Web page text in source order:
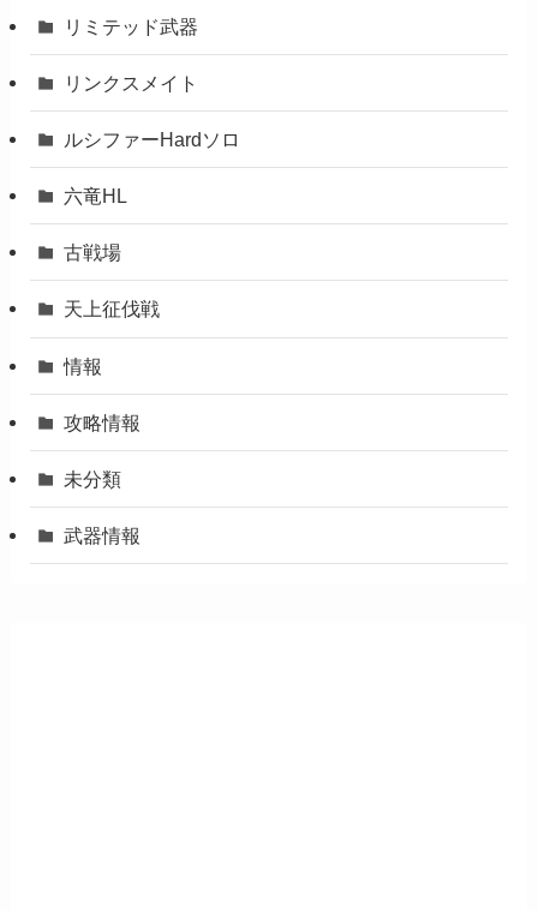
リミテッド武器
リンクスメイト
ルシファーHardソロ
六竜HL
古戦場
天上征伐戦
情報
攻略情報
未分類
武器情報